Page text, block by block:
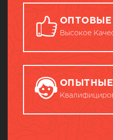
ОПТОВЫЕ
Высокое